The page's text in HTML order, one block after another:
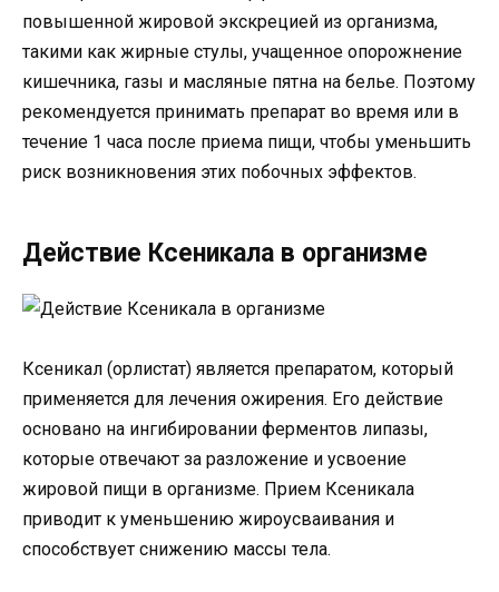
повышенной жировой экскрецией из организма,
такими как жирные стулы, учащенное опорожнение
кишечника, газы и масляные пятна на белье. Поэтому
рекомендуется принимать препарат во время или в
течение 1 часа после приема пищи, чтобы уменьшить
риск возникновения этих побочных эффектов.
Действие Ксеникала в организме
Ксеникал (орлистат) является препаратом, который
применяется для лечения ожирения. Его действие
основано на ингибировании ферментов липазы,
которые отвечают за разложение и усвоение
жировой пищи в организме. Прием Ксеникала
приводит к уменьшению жироусваивания и
способствует снижению массы тела.